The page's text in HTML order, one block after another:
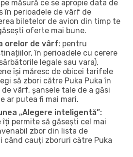
măsură ce se apropie data de
în perioadele de vârf de
biletelor de avion din timp te
oferte mai bune.
orelor de vârf: pentru
în perioadele cu cerere
legale sau vara),
își măresc de obicei tarifele
să zbori către Puka Puka în
vârf, șansele tale de a găsi
ar putea fi mai mari.
„Alegere inteligentă”:
permite să găsești cel mai
zbor din lista de
cauți zboruri către Puka